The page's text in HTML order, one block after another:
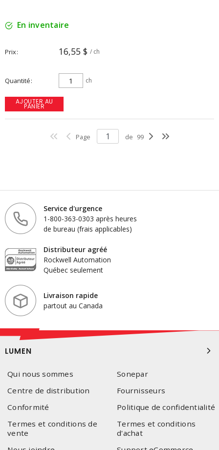
En inventaire
Prix 16,55 $ / ch
Quantité ch
AJOUTER AU
PANIER
Page de 99
Service d'urgence
1-800-363-0303 après heures
de bureau (frais applicables)
Distributeur agréé
Rockwell Automation
Québec seulement
Livraison rapide
partout au Canada
LUMEN
Qui nous sommes
Sonepar
Centre de distribution
Fournisseurs
Conformité
Politique de confidentialité
Termes et conditions de
vente
Termes et conditions
d'achat